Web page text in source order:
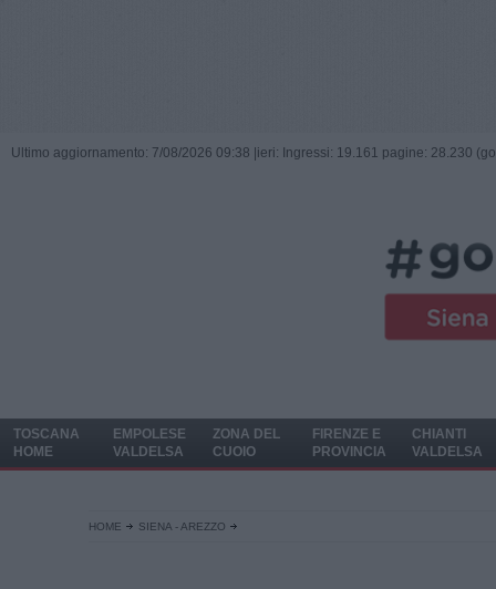
Ultimo aggiornamento: 7/08/2026 09:38 | ieri: Ingressi: 19.161 pagine: 28.230
TOSCANA
HOME
EMPOLESE
VALDELSA
ZONA DEL
CUOIO
FIRENZE E
PROVINCIA
CHIANTI
VALDELSA
HOME SIENA - AREZZO